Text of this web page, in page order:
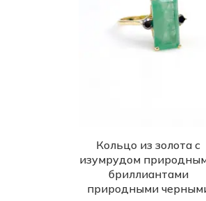
Кольцо из золота с
изумрудом
бриллиантами
природными